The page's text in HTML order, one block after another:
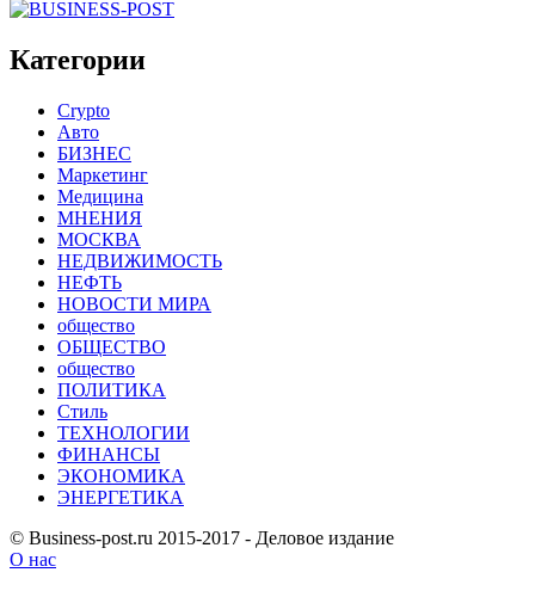
Категории
Crypto
Авто
БИЗНЕС
Маркетинг
Медицина
МНЕНИЯ
МОСКВА
НЕДВИЖИМОСТЬ
НЕФТЬ
НОВОСТИ МИРА
общество
ОБЩЕСТВО
общество
ПОЛИТИКА
Стиль
ТЕХНОЛОГИИ
ФИНАНСЫ
ЭКОНОМИКА
ЭНЕРГЕТИКА
© Business-post.ru 2015-2017 - Деловое издание
О нас